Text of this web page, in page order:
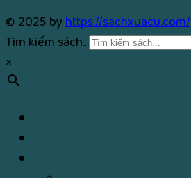
© 2025 byhttps://sachxuacu.com/
Tìm kiếm sách...
×